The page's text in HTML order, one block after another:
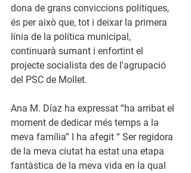
dona de grans conviccions polítiques,
és per això que, tot i deixar la primera
línia de la política municipal,
continuarà sumant i enfortint el
projecte socialista des de l'agrupació
del PSC de Mollet.
Ana M. Díaz ha expressat “ha arribat el
moment de dedicar més temps a la
meva família” I ha afegit “ Ser regidora
de la meva ciutat ha estat una etapa
fantàstica de la meva vida en la qual